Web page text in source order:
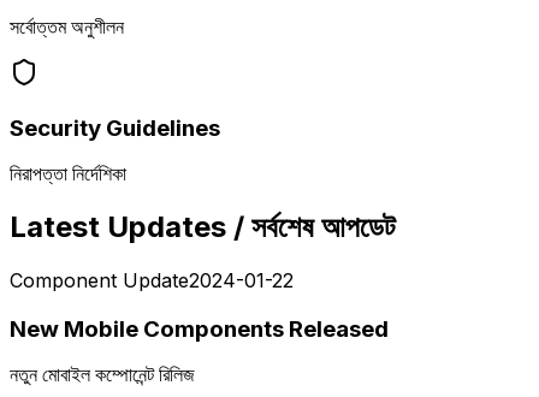
সর্বোত্তম অনুশীলন
Security Guidelines
নিরাপত্তা নির্দেশিকা
Latest Updates / সর্বশেষ আপডেট
Component Update2024-01-22
New Mobile Components Released
নতুন মোবাইল কম্পোনেন্ট রিলিজ